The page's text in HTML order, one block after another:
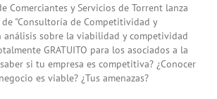
Comerciantes y Servicios de Torrent lanza
"Consultoría de Competitividad y
análisis sobre la viabilidad y competividad
GRATUITO para los asociados a la
si tu empresa es competitiva? ¿Conocer
es viable? ¿Tus amenazas?